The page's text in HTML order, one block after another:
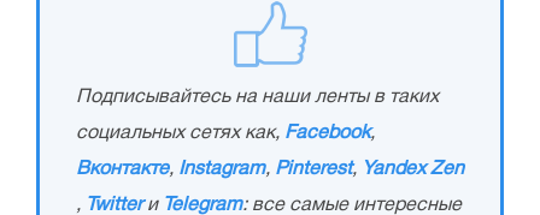
Подписывайтесь на наши ленты в таких
социальных сетях как, Facebook,
Вконтакте, Instagram, Pinterest, Yandex Zen
, Twitterи Telegram: все самые интересные